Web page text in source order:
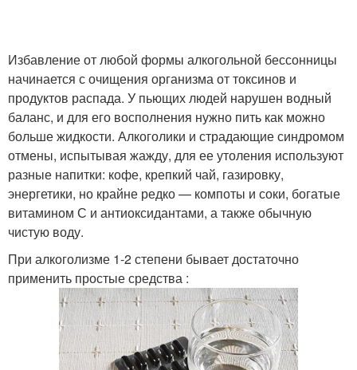
Избавление от любой формы алкогольной бессонницы
начинается с очищения организма от токсинов и
продуктов распада. У пьющих людей нарушен водный
баланс, и для его восполнения нужно пить как можно
больше жидкости. Алкоголики и страдающие синдромом
отмены, испытывая жажду, для ее утоления используют
разные напитки: кофе, крепкий чай, газировку,
энергетики, но крайне редко — компоты и соки, богатые
витамином С и антиоксидантами, а также обычную
чистую воду.
При алкоголизме 1-2 степени бывает достаточно
применить простые средства :